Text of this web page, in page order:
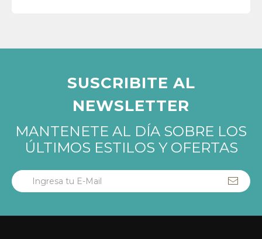
SUSCRIBITE AL
NEWSLETTER
MANTENETE AL DÍA SOBRE LOS
ÚLTIMOS ESTILOS Y OFERTAS